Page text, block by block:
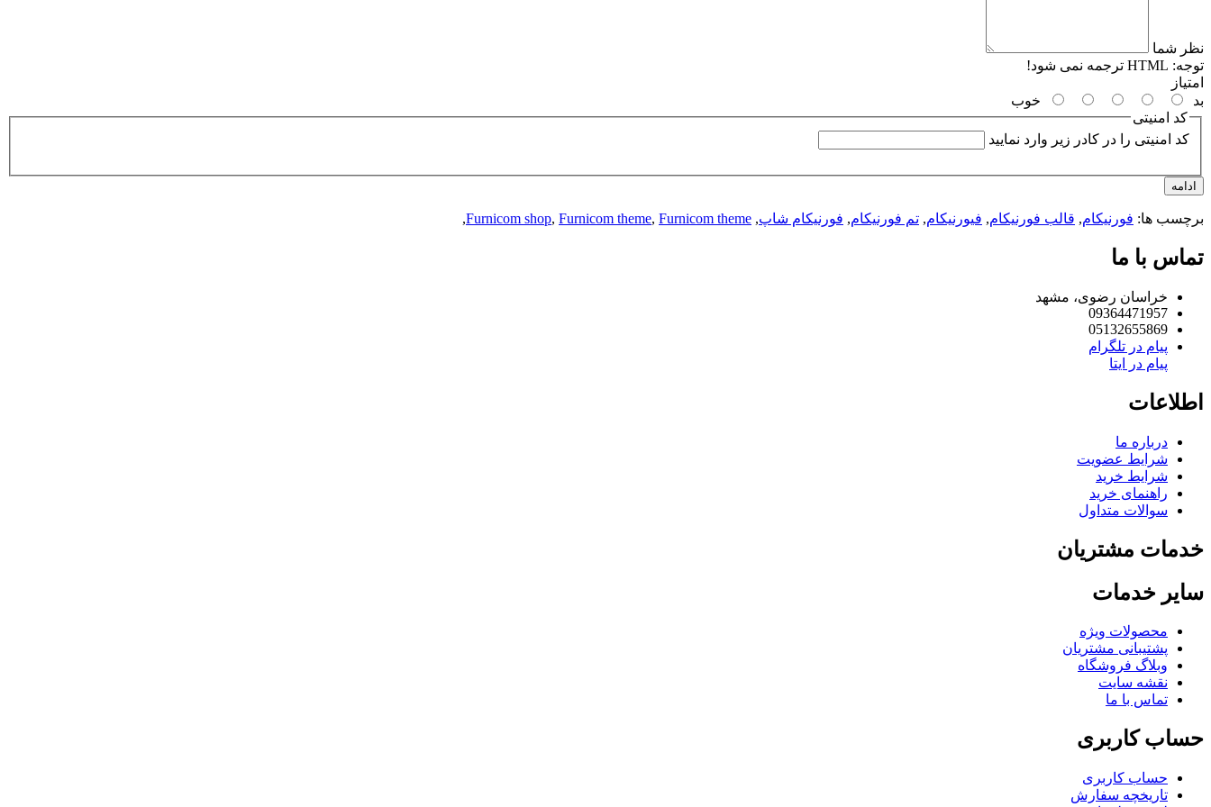
نظر شما
توجه:
امتیاز
بد
خوب
کد امنیتی
کد امنیتی را در کادر زیر وارد نمایید
ادامه
برچسب ها: فورنیکام, قالب فورنیکام, فیورنیکام, تم فورنیکام, فورنیکام شاپ,
Furnicom shop, Furnicom theme, Furnicom theme
,
تماس با ما
خراسان رضوی، مشهد
09364471957
05132655869
پیام در تلگرام
پیام در ایتا
اطلاعات
درباره ما
شرایط عضویت
شرایط خرید
راهنمای خرید
سوالات متداول
خدمات مشتریان
سایر خدمات
محصولات ویژه
پشتیبانی مشتریان
وبلاگ فروشگاه
نقشه سایت
تماس با ما
حساب کاربری
حساب کاربری
تاریخچه سفارش